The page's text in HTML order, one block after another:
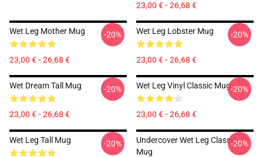
23,00 € - 26,68 €
Wet Leg Mother Mug
23,00 € - 26,68 €
-20% Wet Leg Lobster Mug
23,00 € - 26,68 €
-20%
Wet Dream Tall Mug
23,00 € - 26,68 €
-20% Wet Leg Vinyl Classic Mug
23,00 € - 26,68 €
-20%
Wet Leg Tall Mug -20%
Undercover Wet Leg Classic
Mug
-20%